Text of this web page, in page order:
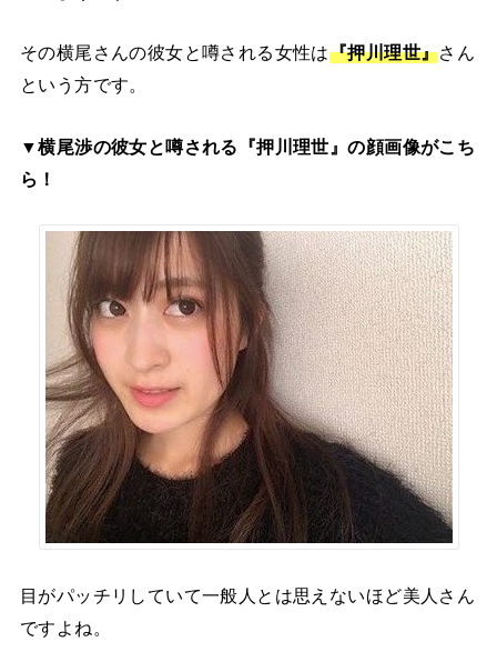
その横尾さんの彼女と噂される女性は『押川理世』さん
という方です。
▼横尾渉の彼女と噂される『押川理世』の顔画像がこち
ら！
目がパッチリしていて一般人とは思えないほど美人さん
ですよね。